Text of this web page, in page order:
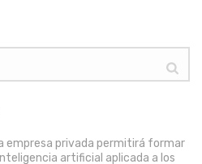
empresa privada permitirá formar
artificial aplicada a los